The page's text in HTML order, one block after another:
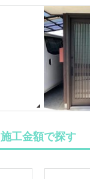
施工金額で探す